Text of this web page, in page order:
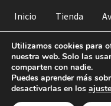
g
a
c
i
Inicio Tienda
Política de venta
COPYRIGHT© 2022
Utilizamos cookies para
nuestra web. Solo las
comparten con nadie.
Puedes aprender más
desactivarlas en los